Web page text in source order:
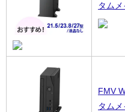
タム
FMV
タム